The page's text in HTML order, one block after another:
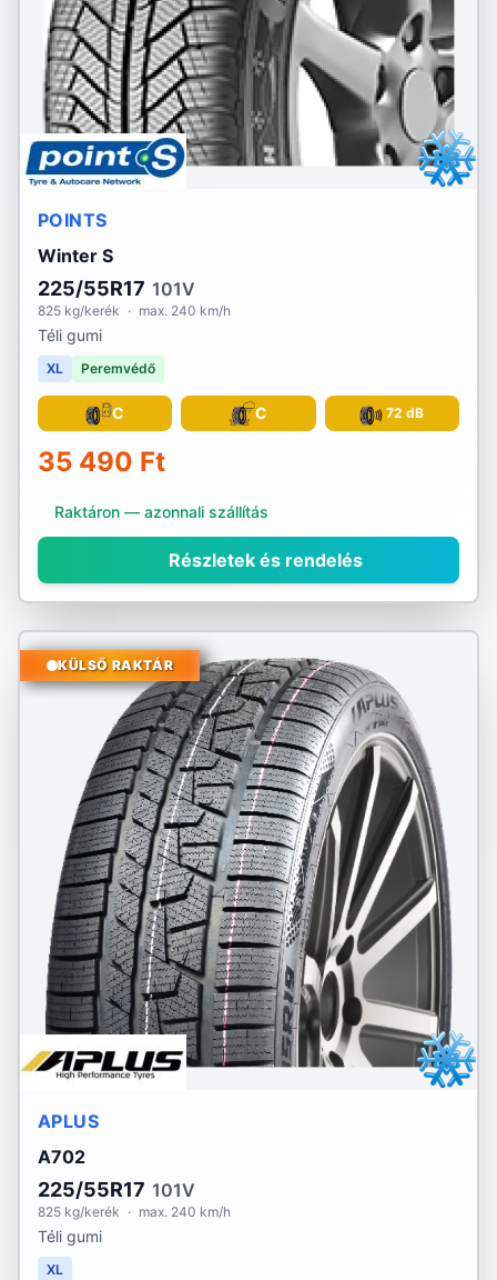
POINTS
Winter S
225/55R17 101V
825 kg/kerék · max. 240 km/h
Téli gumi
XL Peremvédő
C C 72 dB
35 490 Ft
Raktáron — azonnali szállítás
Részletek és rendelés
KÜLSŐ RAKTÁR
APLUS
A702
225/55R17 101V
825 kg/kerék · max. 240 km/h
Téli gumi
XL